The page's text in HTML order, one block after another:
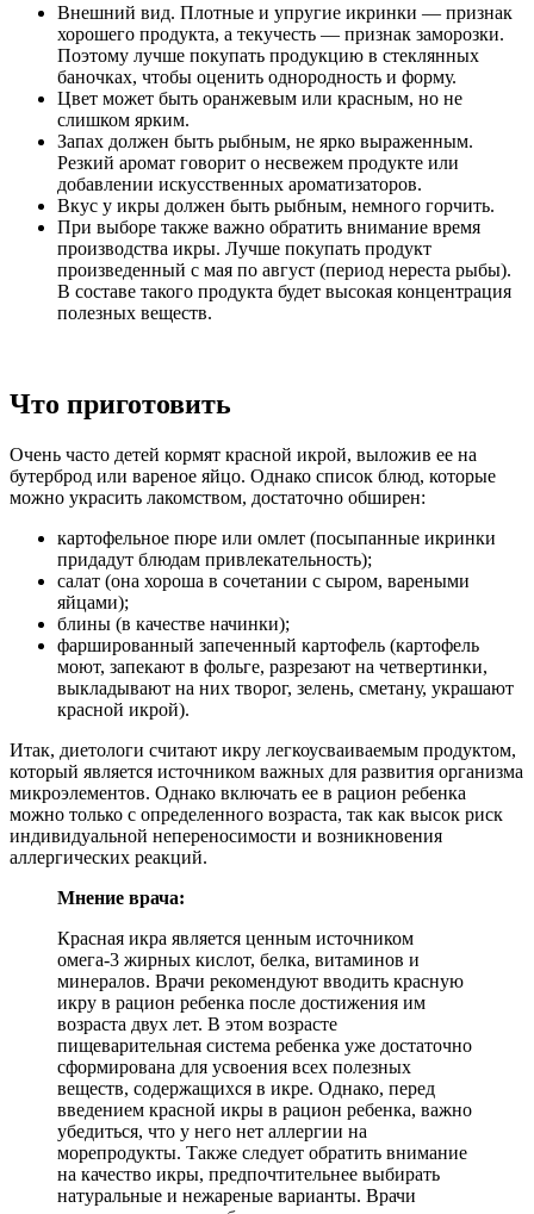
Внешний вид. Плотные и упругие икринки — признак
хорошего продукта, а текучесть — признак заморозки.
Поэтому лучше покупать продукцию в стеклянных
баночках, чтобы оценить однородность и форму.
Цвет может быть оранжевым или красным, но не
слишком ярким.
Запах должен быть рыбным, не ярко выраженным.
Резкий аромат говорит о несвежем продукте или
добавлении искусственных ароматизаторов.
Вкус у икры должен быть рыбным, немного горчить.
При выборе также важно обратить внимание время
производства икры. Лучше покупать продукт
произведенный с мая по август (период нереста рыбы).
В составе такого продукта будет высокая концентрация
полезных веществ.
Что приготовить
Очень часто детей кормят красной икрой, выложив ее на
бутерброд или вареное яйцо. Однако список блюд, которые
можно украсить лакомством, достаточно обширен:
картофельное пюре или омлет (посыпанные икринки
придадут блюдам привлекательность);
салат (она хороша в сочетании с сыром, вареными
яйцами);
блины (в качестве начинки);
фаршированный запеченный картофель (картофель
моют, запекают в фольге, разрезают на четвертинки,
выкладывают на них творог, зелень, сметану, украшают
красной икрой).
Итак, диетологи считают икру легкоусваиваемым продуктом,
который является источником важных для развития организма
микроэлементов. Однако включать ее в рацион ребенка
можно только с определенного возраста, так как высок риск
индивидуальной непереносимости и возникновения
аллергических реакций.
Мнение врача:
Красная икра является ценным источником
омега-3 жирных кислот, белка, витаминов и
минералов. Врачи рекомендуют вводить красную
икру в рацион ребенка после достижения им
возраста двух лет. В этом возрасте
пищеварительная система ребенка уже достаточно
сформирована для усвоения всех полезных
веществ, содержащихся в икре. Однако, перед
введением красной икры в рацион ребенка, важно
убедиться, что у него нет аллергии на
морепродукты. Также следует обратить внимание
на качество икры, предпочтительнее выбирать
натуральные и нежареные варианты. Врачи